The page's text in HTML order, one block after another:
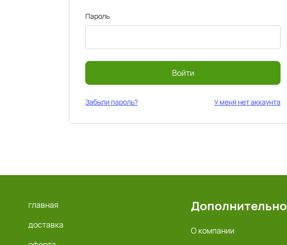
Пароль
Войти
Забыли пароль? У меня нет аккаунта
главная
доставка
Дополнительно
О компании